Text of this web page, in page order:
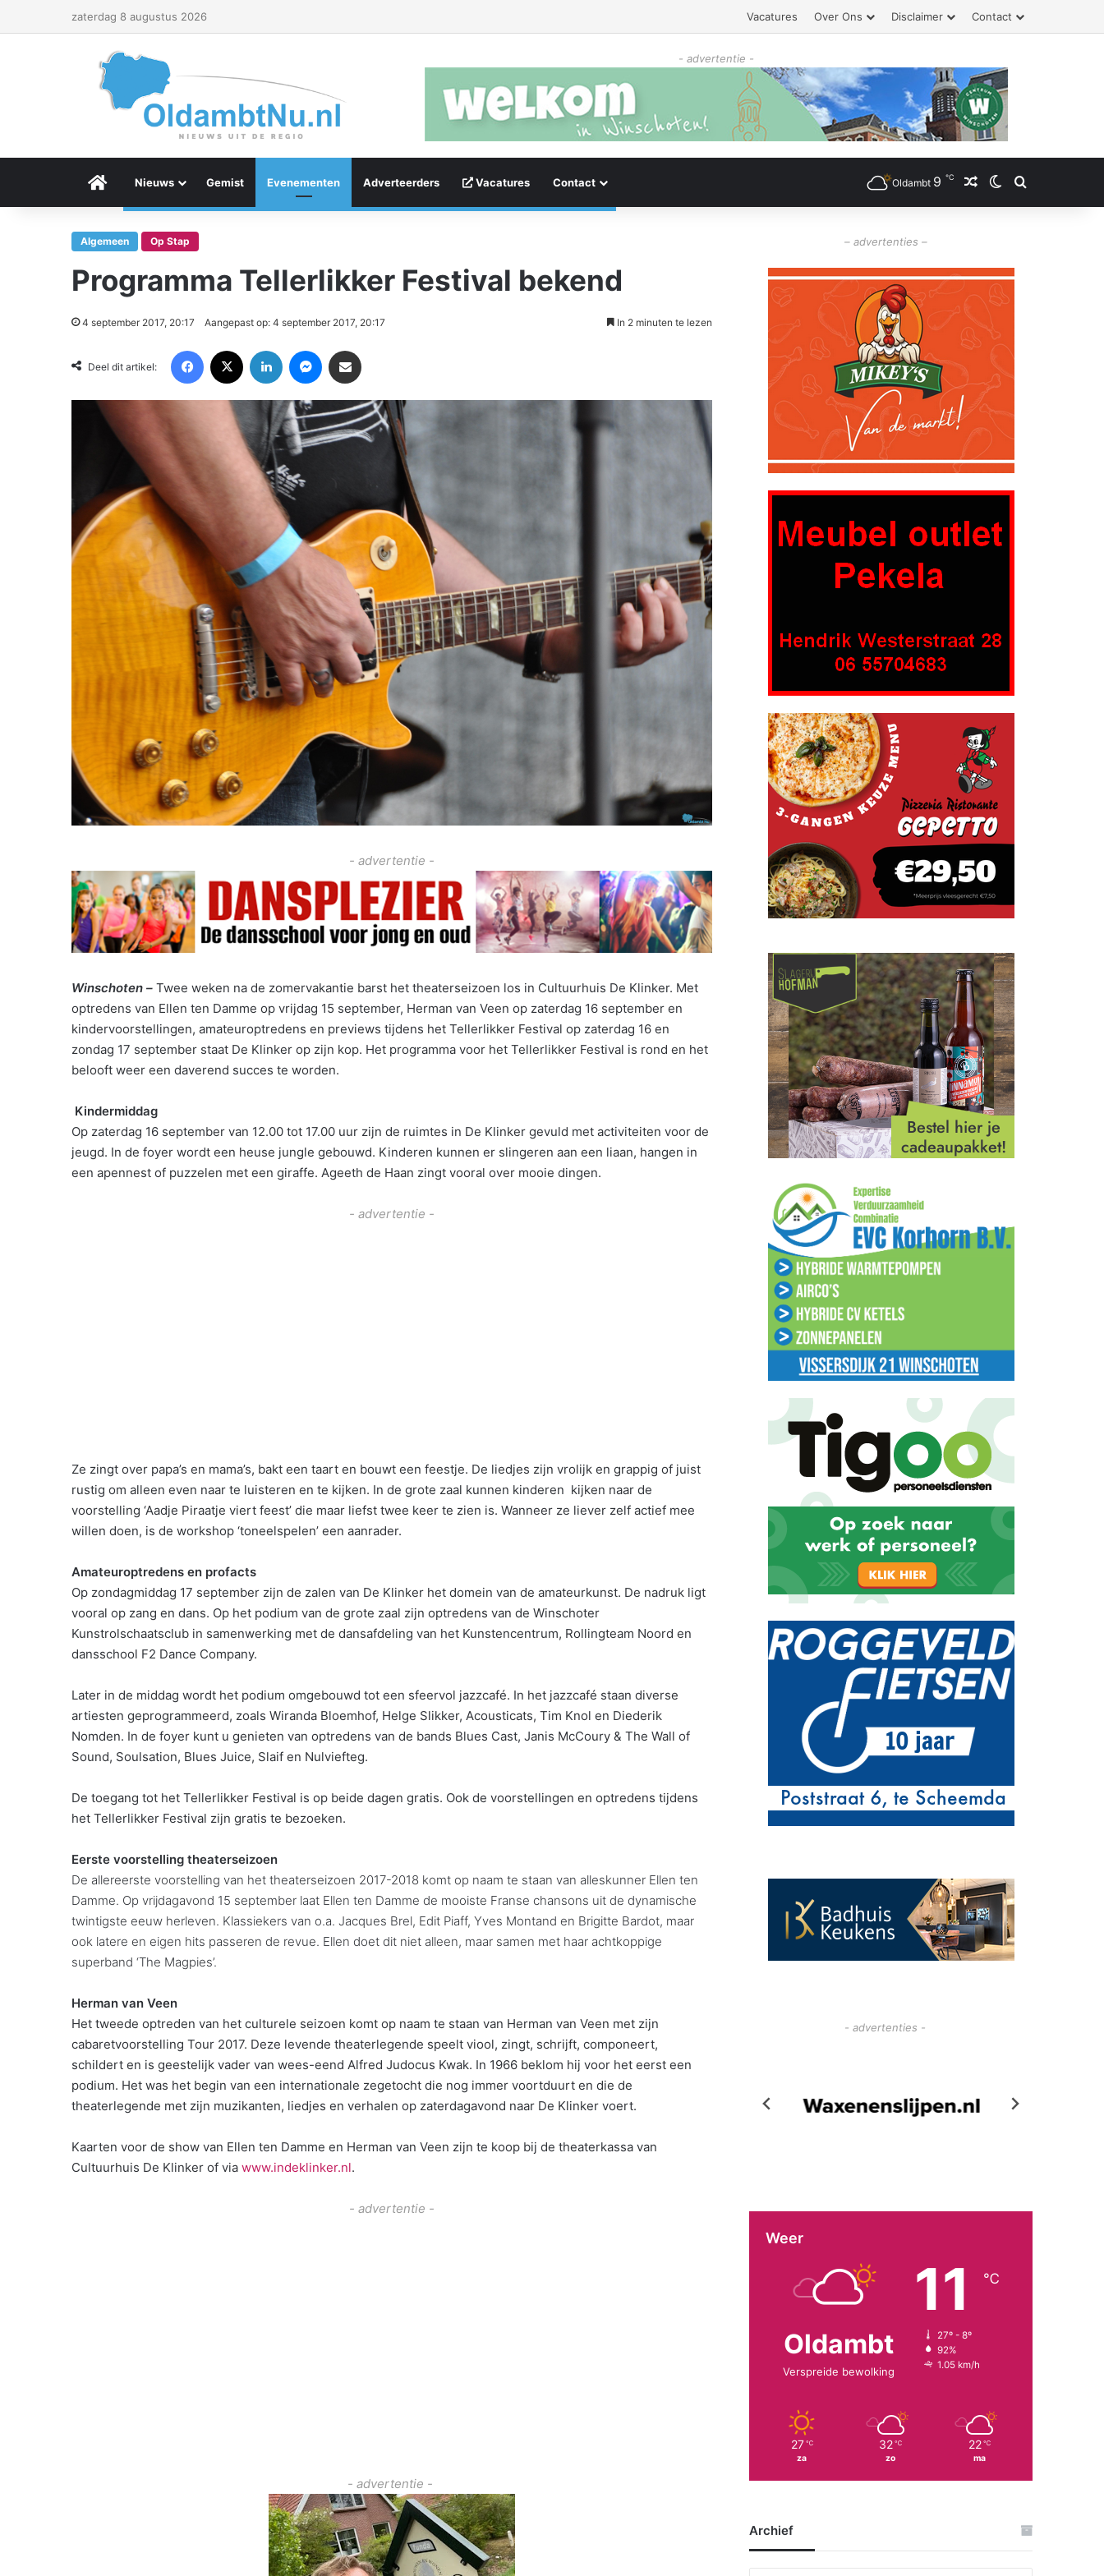
zaterdag 8 augustus 2026 Vacatures Over Ons Disclaimer Contact
- advertentie -
Menu Item
Nieuws Gemist Evenementen Adverteerders Vacatures Contact Oldambt 9 ℃ Willekeurig artikel
Switch skin
Zoeken
Algemeen Op Stap
Programma Tellerlikker Festival bekend
4 september 2017, 20:17 Aangepast op: 4 september 2017, 20:17 In 2 minuten te lezen
Deel dit artikel:
- advertentie -
Winschoten – Twee weken na de zomervakantie barst het theaterseizoen los in Cultuurhuis De Klinker. Met
optredens van Ellen ten Damme op vrijdag 15 september, Herman van Veen op zaterdag 16 september en
kindervoorstellingen, amateuroptredens en previews tijdens het Tellerlikker Festival op zaterdag 16 en
zondag 17 september staat De Klinker op zijn kop. Het programma voor het Tellerlikker Festival is rond en het
belooft weer een daverend succes te worden.
Kindermiddag
Op zaterdag 16 september van 12.00 tot 17.00 uur zijn de ruimtes in De Klinker gevuld met activiteiten voor de
jeugd. In de foyer wordt een heuse jungle gebouwd. Kinderen kunnen er slingeren aan een liaan, hangen in
een apennest of puzzelen met een giraffe. Ageeth de Haan zingt vooral over mooie dingen.
- advertentie -
Ze zingt over papa’s en mama’s, bakt een taart en bouwt een feestje. De liedjes zijn vrolijk en grappig of juist
rustig om alleen even naar te luisteren en te kijken. In de grote zaal kunnen kinderen kijken naar de
voorstelling ‘Aadje Piraatje viert feest’ die maar liefst twee keer te zien is. Wanneer ze liever zelf actief mee
willen doen, is de workshop ‘toneelspelen’ een aanrader.
Amateuroptredens en profacts
Op zondagmiddag 17 september zijn de zalen van De Klinker het domein van de amateurkunst. De nadruk ligt
vooral op zang en dans. Op het podium van de grote zaal zijn optredens van de Winschoter
Kunstrolschaatsclub in samenwerking met de dansafdeling van het Kunstencentrum, Rollingteam Noord en
dansschool F2 Dance Company.
Later in de middag wordt het podium omgebouwd tot een sfeervol jazzcafé. In het jazzcafé staan diverse
artiesten geprogrammeerd, zoals Wiranda Bloemhof, Helge Slikker, Acousticats, Tim Knol en Diederik
Nomden. In de foyer kunt u genieten van optredens van de bands Blues Cast, Janis McCoury & The Wall of
Sound, Soulsation, Blues Juice, Slaif en Nulviefteg.
De toegang tot het Tellerlikker Festival is op beide dagen gratis. Ook de voorstellingen en optredens tijdens
het Tellerlikker Festival zijn gratis te bezoeken.
Eerste voorstelling theaterseizoen
De allereerste voorstelling van het theaterseizoen 2017-2018 komt op naam te staan van alleskunner Ellen ten
Damme. Op vrijdagavond 15 september laat Ellen ten Damme de mooiste Franse chansons uit de dynamische
twintigste eeuw herleven. Klassiekers van o.a. Jacques Brel, Edit Piaff, Yves Montand en Brigitte Bardot, maar
ook latere en eigen hits passeren de revue. Ellen doet dit niet alleen, maar samen met haar achtkoppige
superband ‘The Magpies’.
Herman van Veen
Het tweede optreden van het culturele seizoen komt op naam te staan van Herman van Veen met zijn
cabaretvoorstelling Tour 2017. Deze levende theaterlegende speelt viool, zingt, schrijft, componeert,
schildert en is geestelijk vader van wees-eend Alfred Judocus Kwak. In 1966 beklom hij voor het eerst een
podium. Het was het begin van een internationale zegetocht die nog immer voortduurt en die de
theaterlegende met zijn muzikanten, liedjes en verhalen op zaterdagavond naar De Klinker voert.
Kaarten voor de show van Ellen ten Damme en Herman van Veen zijn te koop bij de theaterkassa van
Cultuurhuis De Klinker of via www.indeklinker.nl.
- advertentie -
- advertentie -
– advertenties –
- advertenties -
Weer
Oldambt
Verspreide bewolking
11 ℃
27º - 8º
92%
1.05 km/h
27 ℃
za
32 ℃
zo
22 ℃
ma
Archief